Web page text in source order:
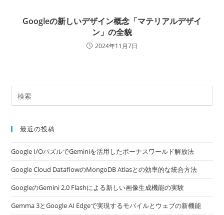
Googleの新しいデザイン概念「マテリアルデザイ
ン」の全貌
2024年11月7日
最近の投稿
Google I/OパズルでGeminiを活用したボーナスワールド解放法
Google Cloud DataflowのMongoDB Atlasとの効率的な統合方法
GoogleのGemini 2.0 Flashによる新しい画像生成機能の実験
Gemma 3とGoogle AI Edgeで実現するモバイルとウェブの新機能